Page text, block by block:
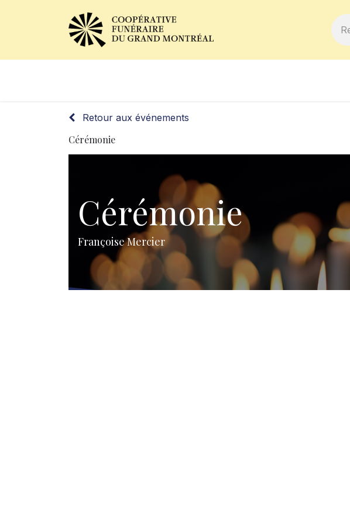
Retour aux événements
Cérémonie
Cérémonie
Françoise Mercier